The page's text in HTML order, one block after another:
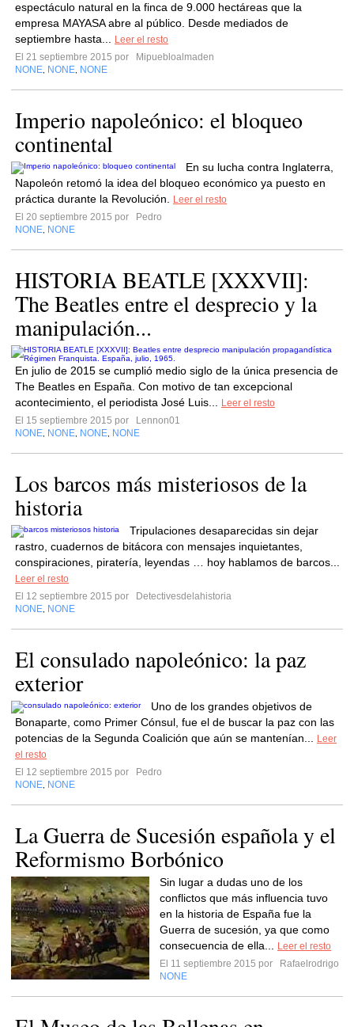
espectáculo natural en la finca de 9.000 hectáreas que la
empresa MAYASA abre al público. Desde mediados de
septiembre hasta...
Leer el resto
El 21 septiembre 2015 por
Mipuebloalmaden
NONE NONE NONE
Imperio napoleónico: el bloqueo
continental
En su lucha contra Inglaterra,
Napoleón retomó la idea del bloqueo económico ya puesto en
práctica durante la Revolución.
Leer el resto
El 20 septiembre 2015 por
Pedro
NONE NONE
HISTORIA BEATLE [XXXVII]:
The Beatles entre el desprecio y la
manipulación...
En julio de 2015 se cumplió medio siglo de la única presencia de
The Beatles en España. Con motivo de tan excepcional
acontecimiento, el periodista José Luis...
Leer el resto
El 15 septiembre 2015 por
Lennon01
NONE NONE NONE NONE
Los barcos más misteriosos de la
historia
Tripulaciones desaparecidas sin dejar
rastro, cuadernos de bitácora con mensajes inquietantes,
conspiraciones, piratería, leyendas … hoy hablamos de barcos...
Leer el resto
El 12 septiembre 2015 por
Detectivesdelahistoria
NONE NONE
El consulado napoleónico: la paz
exterior
Uno de los grandes objetivos de
Bonaparte, como Primer Cónsul, fue el de buscar la paz con las
potencias de la Segunda Coalición que aún se mantenían...
Leer
el resto
El 12 septiembre 2015 por
Pedro
NONE NONE
La Guerra de Sucesión española y el
Reformismo Borbónico
Sin lugar a dudas uno de los
conflictos que más influencia tuvo
en la historia de España fue la
Guerra de sucesión, ya que como
consecuencia de ella...
Leer el resto
El 11 septiembre 2015 por
Rafaelrodrigo
NONE